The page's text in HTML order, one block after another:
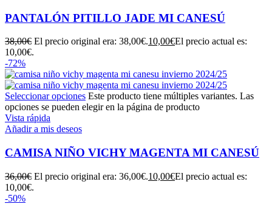
PANTALÓN PITILLO JADE MI CANESÚ
38,00€ El precio original era: 38,00€.10,00€El precio actual es:
10,00€.
-72%
Seleccionar opciones Este producto tiene múltiples variantes. Las
opciones se pueden elegir en la página de producto
Vista rápida
Añadir a mis deseos
CAMISA NIÑO VICHY MAGENTA MI CANESÚ
36,00€ El precio original era: 36,00€.10,00€El precio actual es:
10,00€.
-50%